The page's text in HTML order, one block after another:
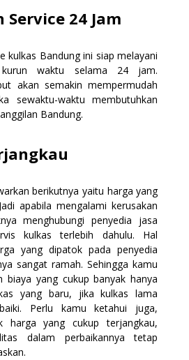
24 Jam
kulkas Bandung ini siap melayani
kurun waktu selama 24 jam.
akan semakin mempermudah
sewaktu-waktu membutuhkan
Bandung.
berikutnya yaitu harga yang
apabila mengalami kerusakan
menghubungi penyedia jasa
kulkas terlebih dahulu. Hal
yang dipatok pada penyedia
sangat ramah. Sehingga kamu
biaya yang cukup banyak hanya
yang baru, jika kulkas lama
Perlu kamu ketahui juga,
harga yang cukup terjangkau,
dalam perbaikannya tetap